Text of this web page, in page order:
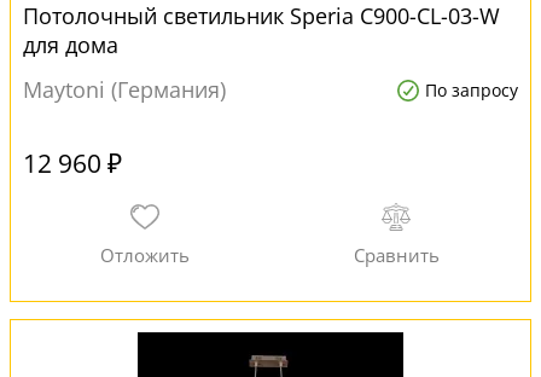
Потолочный светильник Speria C900-CL-03-W
для дома
Maytoni (Германия)
По запросу
12 960 ₽